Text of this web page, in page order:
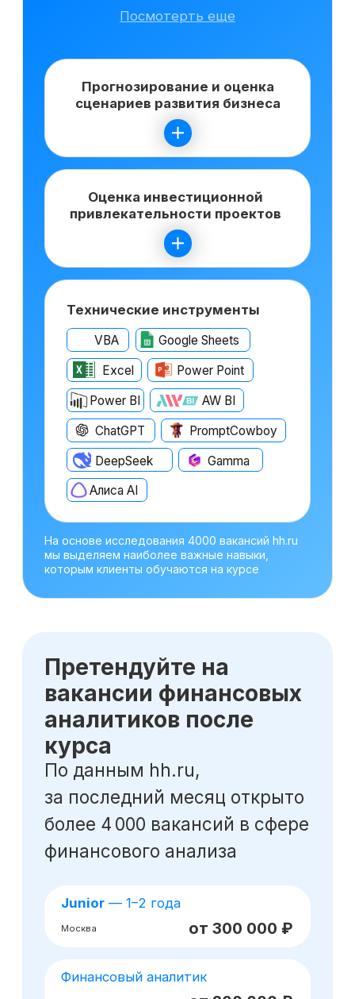
Оставьте заявку
на консультацию
Получите бесплатный урок по
прогнозированию и анализу трех форм
отчетности